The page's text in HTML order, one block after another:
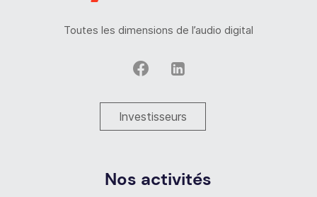
Toutes les dimensions de l’audio digital
Investisseurs
Nos activités